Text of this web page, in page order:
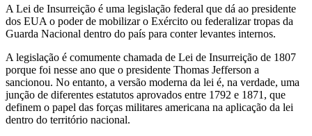
A Lei de Insurreição é uma legislação federal que dá ao presidente
dos EUA o poder de mobilizar o Exército ou federalizar tropas da
Guarda Nacional dentro do país para conter levantes internos.
A legislação é comumente chamada de Lei de Insurreição de 1807
porque foi nesse ano que o presidente Thomas Jefferson a
sancionou. No entanto, a versão moderna da lei é, na verdade, uma
junção de diferentes estatutos aprovados entre 1792 e 1871, que
definem o papel das forças militares americana na aplicação da lei
dentro do território nacional.